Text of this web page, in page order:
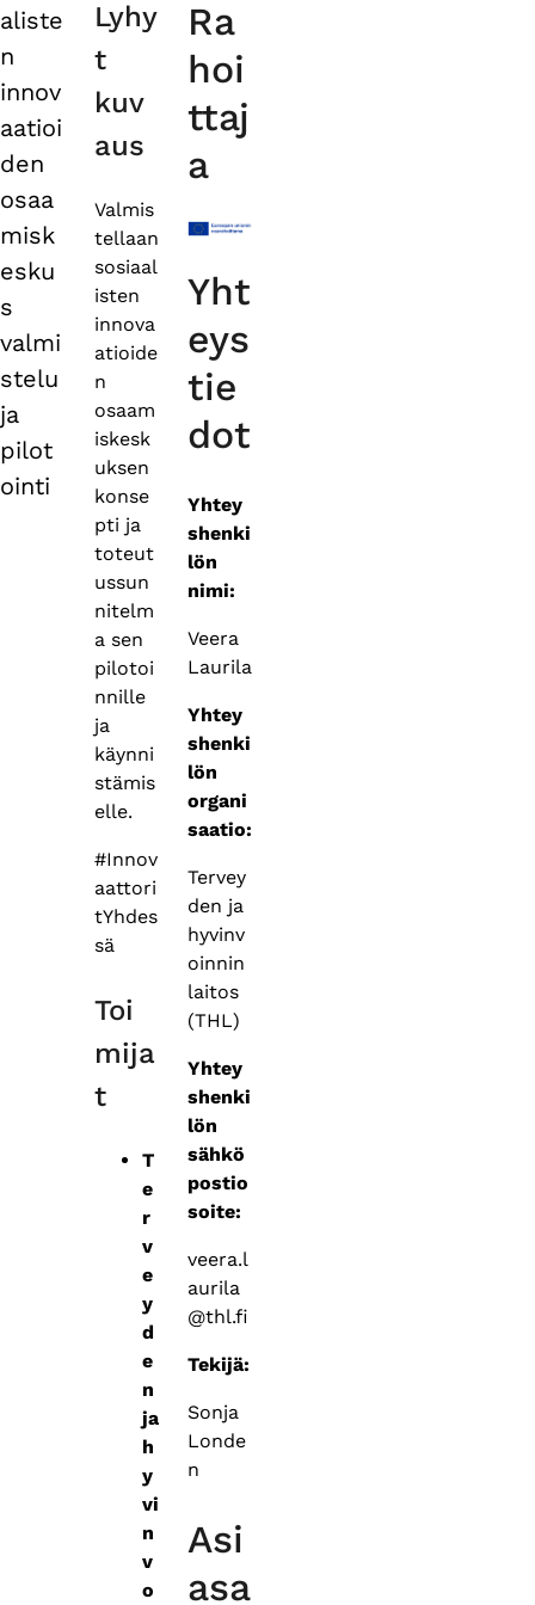
tabs
aliste
n
innov
aatioi
den
osaa
misk
esku
s
valmi
stelu
ja
pilot
ointi
Lyhy
t
kuv
aus
Valmis
tellaan
sosiaal
isten
innova
atioide
n
osaam
iskesk
uksen
konse
pti ja
toteut
ussun
nitelm
a sen
pilotoi
nnille
ja
käynni
stämis
elle.
#Innov
aattori
tYhdes
sä
Toi
mija
t
T
e
r
v
e
y
d
e
n
ja
h
y
vi
n
v
o
Ra
hoi
ttaj
a
Yht
eys
tie
dot
Yhtey
shenki
lön
nimi:
Veera
Laurila
Yhtey
shenki
lön
organi
saatio:
Tervey
den ja
hyvinv
oinnin
laitos
(THL)
Yhtey
shenki
lön
sähkö
postio
soite:
veera.l
aurila
@thl.fi
Tekijä:
Sonja
Londe
n
Asi
asa